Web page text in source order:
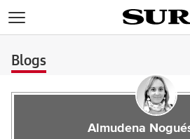
Blogs
Almudena